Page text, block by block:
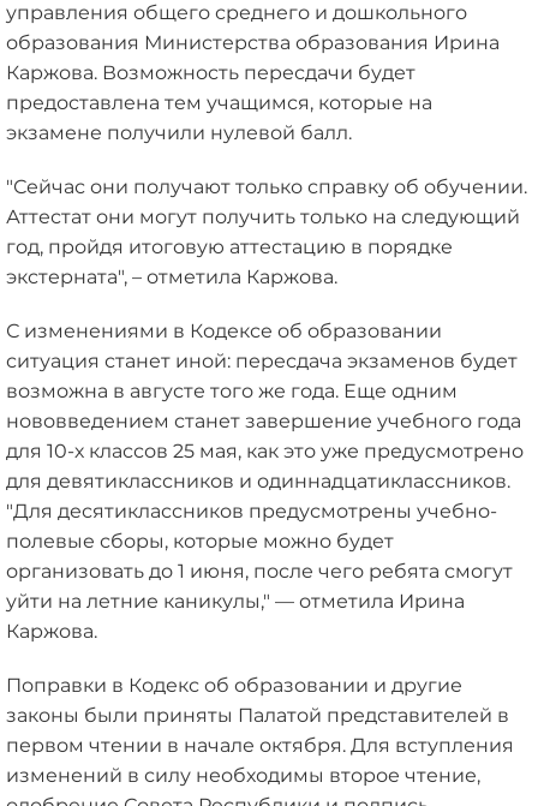
управления общего среднего и дошкольного
образования Министерства образования Ирина
Каржова. Возможность пересдачи будет
предоставлена тем учащимся, которые на
экзамене получили нулевой балл.
"Сейчас они получают только справку об обучении.
Аттестат они могут получить только на следующий
год, пройдя итоговую аттестацию в порядке
экстерната", – отметила Каржова.
С изменениями в Кодексе об образовании
ситуация станет иной: пересдача экзаменов будет
возможна в августе того же года. Еще одним
нововведением станет завершение учебного года
для 10-х классов 25 мая, как это уже предусмотрено
для девятиклассников и одиннадцатиклассников.
"Для десятиклассников предусмотрены учебно-
полевые сборы, которые можно будет
организовать до 1 июня, после чего ребята смогут
уйти на летние каникулы," — отметила Ирина
Каржова.
Поправки в Кодекс об образовании и другие
законы были приняты Палатой представителей в
первом чтении в начале октября. Для вступления
изменений в силу необходимы второе чтение,